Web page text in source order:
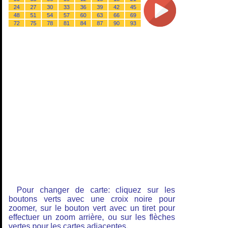
24
27 30 33 36 39 42
45
48
51 54 57 60 63 66
69
72
75 78 81 84 87 90 93
Pour changer de carte: cliquez sur les
boutons verts avec une croix noire pour
zoomer, sur le bouton vert avec un tiret pour
effectuer un zoom arrière, ou sur les flèches
vertes pour les cartes adjacentes.